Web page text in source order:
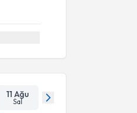
11 Ağu
Sal